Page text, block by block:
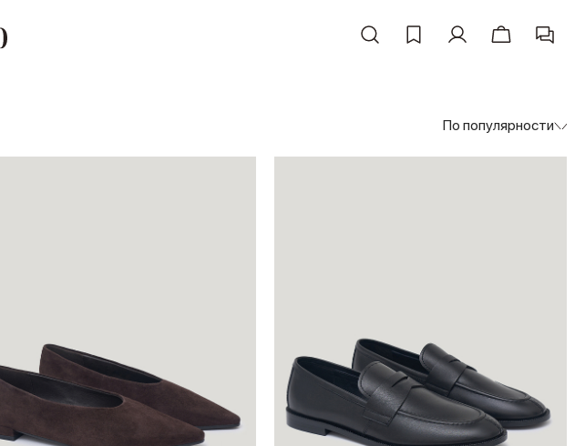
По популярности